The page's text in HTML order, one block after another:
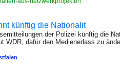
künftig die Nationalit
der Polizei künftig die
WDR, dafür den Medienerlass zu